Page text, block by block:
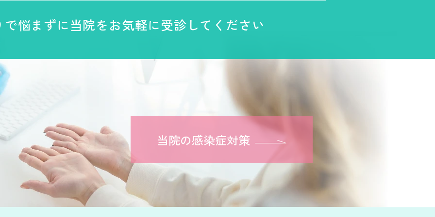
悩まずに当院をお気軽に受診してください
当院の感染症対策